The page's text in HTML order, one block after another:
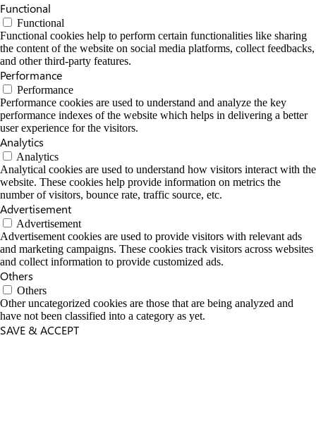
Functional
Functional
Functional cookies help to perform certain functionalities like sharing
the content of the website on social media platforms, collect feedbacks,
and other third-party features.
Performance
Performance
Performance cookies are used to understand and analyze the key
performance indexes of the website which helps in delivering a better
user experience for the visitors.
Analytics
Analytics
Analytical cookies are used to understand how visitors interact with the
website. These cookies help provide information on metrics the
number of visitors, bounce rate, traffic source, etc.
Advertisement
Advertisement
Advertisement cookies are used to provide visitors with relevant ads
and marketing campaigns. These cookies track visitors across websites
and collect information to provide customized ads.
Others
Others
Other uncategorized cookies are those that are being analyzed and
have not been classified into a category as yet.
SAVE & ACCEPT